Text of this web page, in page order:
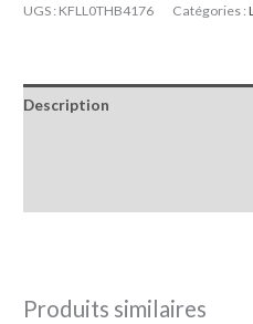
UGS : KFLL0THB4176 Catégories :
Description
Produits similaires